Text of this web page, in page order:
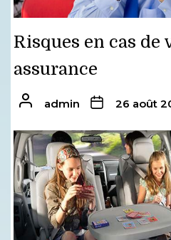
Risques en cas de
assurance
admin 26 août